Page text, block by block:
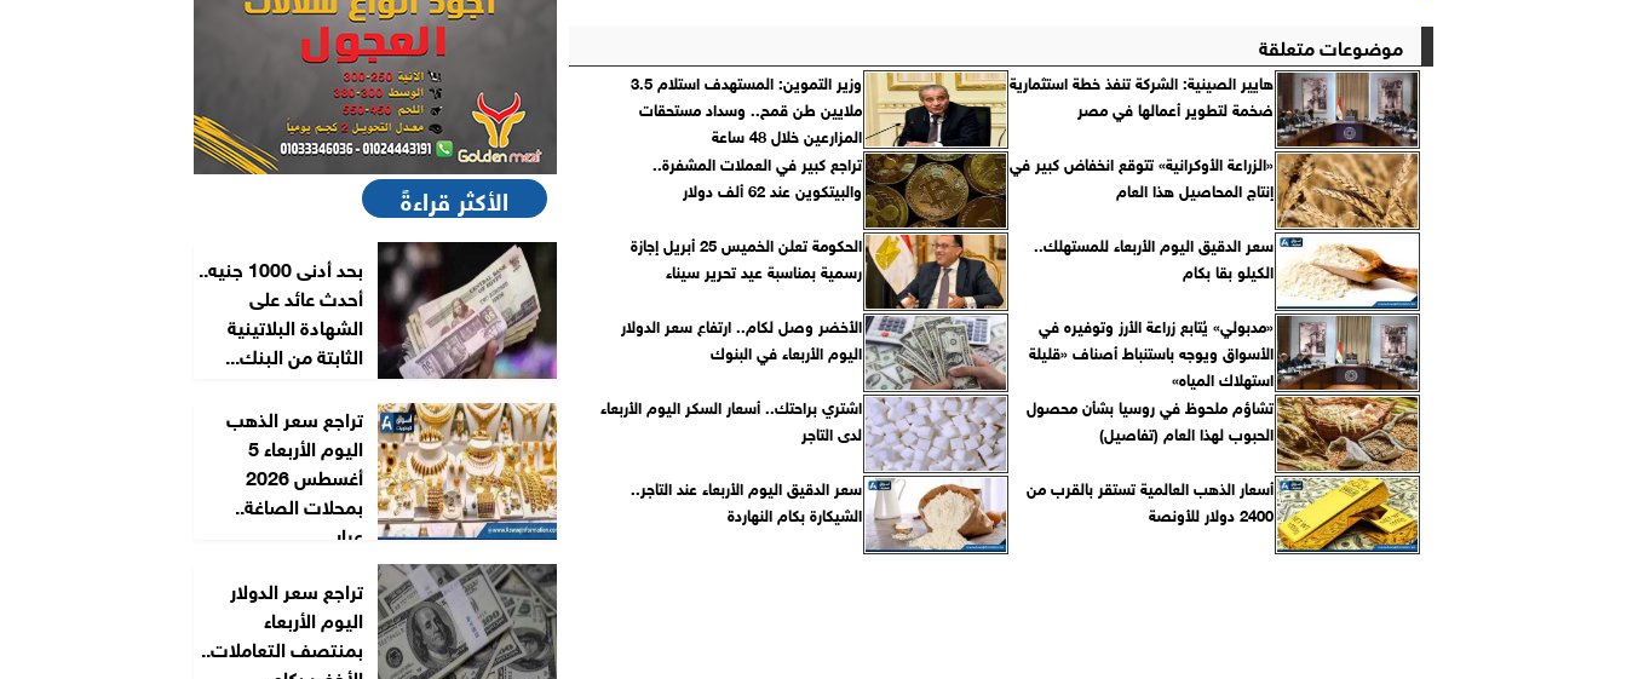
موضوعات متعلقة
هايير الصينية: الشركة تنفذ خطة استثمارية
ضخمة لتطوير أعمالها في مصر
وزير التموين: المستهدف استلام 3.5
ملايين طن قمح.. وسداد مستحقات
المزارعين خلال 48 ساعة
«الزراعة الأوكرانية» تتوقع انخفاض كبير في
إنتاج المحاصيل هذا العام
تراجع كبير في العملات المشفرة..
والبيتكوين عند 62 ألف دولار
سعر الدقيق اليوم الأربعاء للمستهلك..
الكيلو بقا بكام
الحكومة تعلن الخميس 25 أبريل إجازة
رسمية بمناسبة عيد تحرير سيناء
«مدبولي» يُتابع زراعة الأرز وتوفيره في
الأسواق ويوجه باستنباط أصناف «قليلة
استهلاك المياه»
الأخضر وصل لكام.. ارتفاع سعر الدولار
اليوم الأربعاء في البنوك
تشاؤم ملحوظ في روسيا بشأن محصول
الحبوب لهذا العام (تفاصيل)
اشتري براحتك.. أسعار السكر اليوم الأربعاء
لدى التاجر
أسعار الذهب العالمية تستقر بالقرب من
2400 دولار للأونصة
سعر الدقيق اليوم الأربعاء عند التاجر..
الشيكارة بكام النهاردة
الأكثر قراءةً
بحد أدنى 1000 جنيه..
أحدث عائد على
الشهادة البلاتينية
الثابتة من البنك...
تراجع سعر الذهب
اليوم الأربعاء 5
أغسطس 2026
بمحلات الصاغة..
عيار...
تراجع سعر الدولار
اليوم الأربعاء
بمنتصف التعاملات..